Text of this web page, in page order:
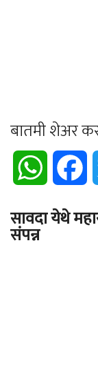
बातमी शेअर
WhatsApp
सावदा येथे
संपन्न